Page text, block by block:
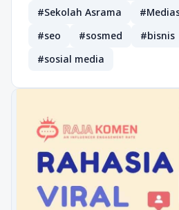
#Sekolah Asrama
#seo
#sosmed #bisnis
#sosial media